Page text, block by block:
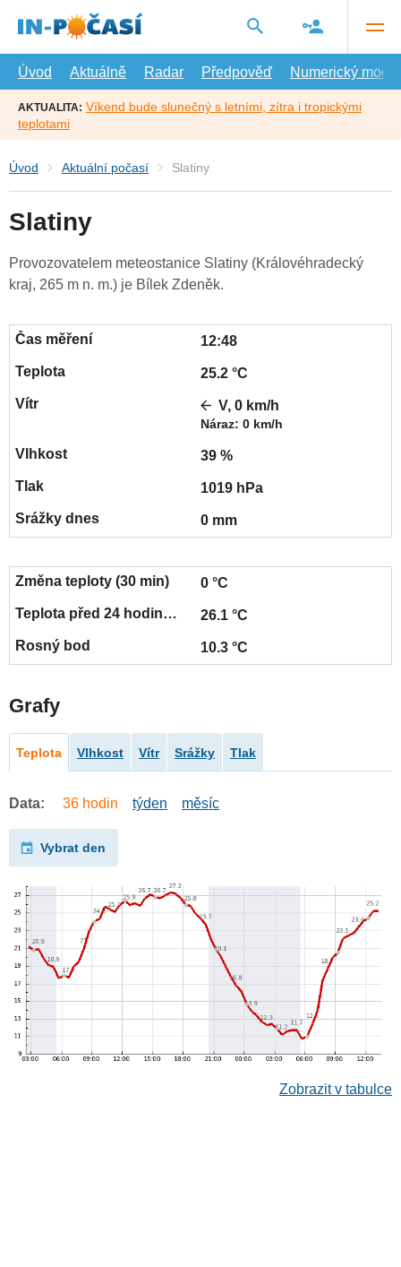
hlavní
Úvod
Aktuálně Radar Předpověď Numerický model
AKTUALITA: Víkend bude slunečný s letními, zítra i tropickými
teplotami
Úvod Aktuální počasí Slatiny
Slatiny
Provozovatelem meteostanice Slatiny (Královéhradecký
kraj, 265 m n. m.) je Bílek Zdeněk.
12:48
25.2 °C
V, 0 km/h
Náraz: 0 km/h
39 %
1019 hPa
0 mm
0 °C
26.1 °C
10.3 °C
Grafy
Teplota Vlhkost Vítr Srážky Tlak
Data: 36 hodin týden měsíc
Vybrat den
Zobrazit v tabulce